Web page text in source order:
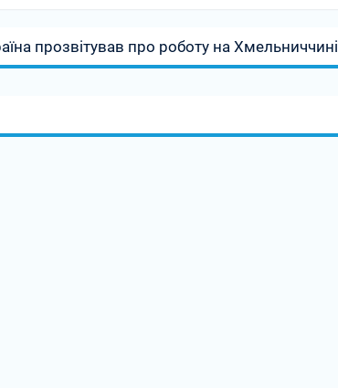
прозвітував про роботу на Хмельниччині